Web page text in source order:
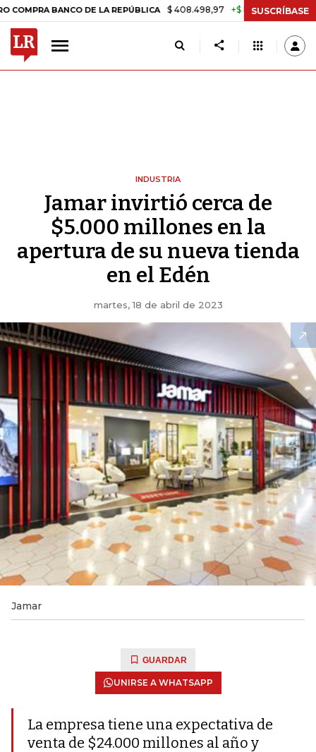
BANCO DE LA REPÚBLICA $ 408.498,97 +$ 8.753,81 +2,19%
SUSCRÍBASE
INDUSTRIA
Jamar invirtió cerca de
$5.000 millones en la
apertura de su nueva tienda
en el Edén
martes, 18 de abril de 2023
Jamar
GUARDAR
UNIRSE A WHATSAPP
La empresa tiene una expectativa de
venta de $24.000 millones al año y